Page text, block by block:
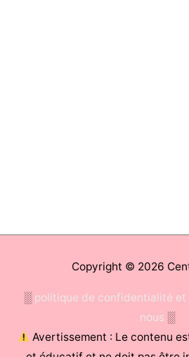
Copyright © 2026
░ politique de confidentialité et
nous ░
Avertissement : Le contenu